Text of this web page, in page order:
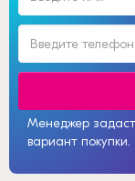
Менеджер задаст
вариант покупки.